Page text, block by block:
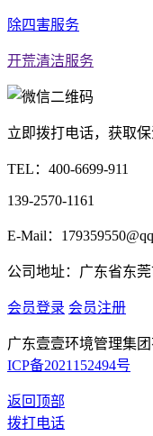
除四害服务
开荒清洁服务
立即拨打电话，获取
TEL： 400-6699-911
139-2570-1161
E-Mail：
公司地址：广东省东
会员登录 会员注册
广东壹壹环境管理集
ICP备2021152494号
返回顶部
拨打电话